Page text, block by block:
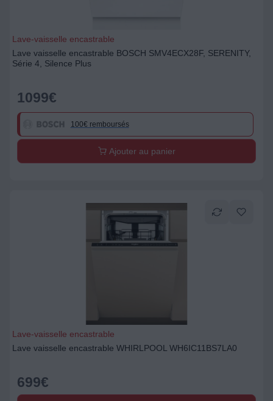
Lave-vaisselle encastrable
Lave vaisselle encastrable BOSCH SMV4ECX28F, SERENITY,
Série 4, Silence Plus
1099€
100€ remboursés
Ajouter au panier
Lave-vaisselle encastrable
Lave vaisselle encastrable WHIRLPOOL WH6IC11BS7LA0
699€